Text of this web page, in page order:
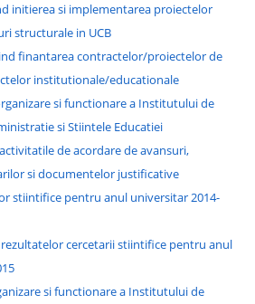
initierea si implementarea proiectelor
structurale in UCB
finantarea contractelor/proiectelor de
institutionale/educationale
si functionare a Institutului de
si Stiintele Educatiei
de acordare de avansuri,
si documentelor justificative
stiintifice pentru anul universitar 2014-
rezultatelor cercetarii stiintifice pentru anul
si functionare a Institutului de